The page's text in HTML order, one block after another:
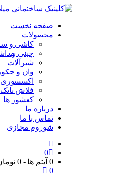
صفحه نخست
محصولات
کاشی و
چینی
شیرآلات
وان و
اکسسوری
فلاش تانک
کفشور ها
درباره ما
تماس با ما
شوروم مجازی
0
0 آیتم ها
-
0 تومان
0